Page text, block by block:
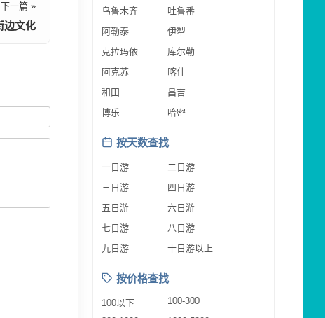
下一篇 »
边文化
乌鲁木齐
吐鲁番
阿勒泰
伊犁
克拉玛依
库尔勒
阿克苏
喀什
和田
昌吉
博乐
哈密
按天数查找
一日游
二日游
三日游
四日游
五日游
六日游
七日游
八日游
九日游
十日游以上
按价格查找
100以下
100-300